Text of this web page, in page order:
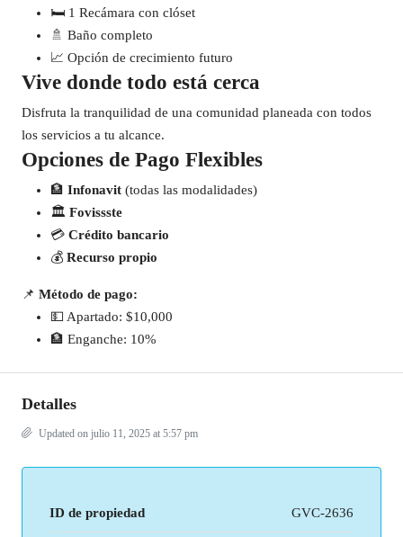
🛏️ 1 Recámara con clóset
🚿 Baño completo
📈 Opción de crecimiento futuro
Vive donde todo está cerca
Disfruta la tranquilidad de una comunidad planeada con todos
los servicios a tu alcance.
Opciones de Pago Flexibles
🏦 Infonavit (todas las modalidades)
🏛️ Fovissste
💳 Crédito bancario
💰 Recurso propio
📌 Método de pago:
💵 Apartado: $10,000
🏦 Enganche: 10%
Detalles
Updated on julio 11, 2025 at 5:57 pm
ID de propiedad GVC-2636